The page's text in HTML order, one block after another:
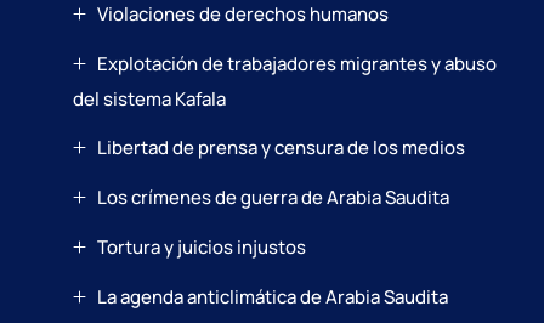
Violaciones de derechos humanos
Explotación de trabajadores migrantes y abuso
del sistema Kafala
Libertad de prensa y censura de los medios
Los crímenes de guerra de Arabia Saudita
Tortura y juicios injustos
La agenda anticlimática de Arabia Saudita